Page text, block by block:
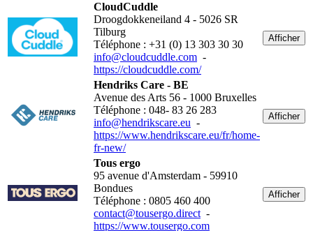
CloudCuddle
Droogdokkeneiland 4 - 5026 SR
Tilburg
Téléphone : +31 (0) 13 303 30 30
info@cloudcuddle.com -
https://cloudcuddle.com/
Afficher
Hendriks Care - BE
Avenue des Arts 56 - 1000 Bruxelles
Téléphone : 048- 83 26 283
info@hendrikscare.eu -
https://www.hendrikscare.eu/fr/home-
fr-new/
Afficher
Tous ergo
95 avenue d'Amsterdam - 59910
Bondues
Téléphone : 0805 460 400
contact@tousergo.direct -
https://www.tousergo.com
Afficher